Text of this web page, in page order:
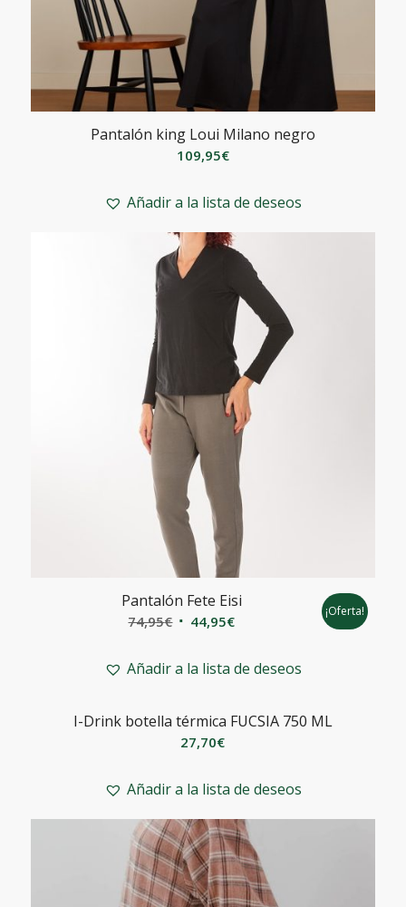
Pantalón king Loui Milano negro
109,95€
Añadir a la lista de deseos
Pantalón Fete Eisi
74,95€ El
original
44,95€El
actual
¡Oferta!
Añadir a la lista de deseos
I-Drink botella térmica FUCSIA 750 ML
27,70€
Añadir a la lista de deseos